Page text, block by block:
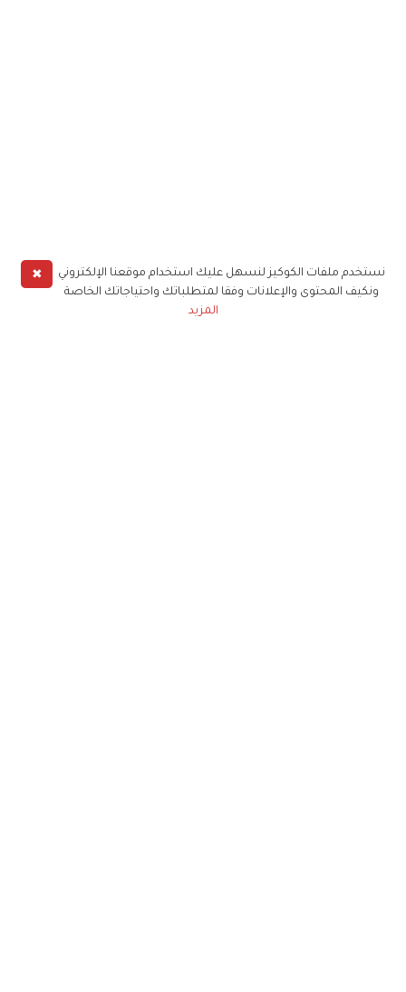
✖
نستخدم ملفات الكوكيز لنسهل عليك استخدام موقعنا الإلكتروني
ونكيف المحتوى والإعلانات وفقا لمتطلباتك واحتياجاتك الخاصة
المزيد